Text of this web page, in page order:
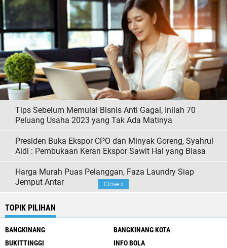
Tips Sebelum Memulai Bisnis Anti Gagal, Inilah 70
Peluang Usaha 2023 yang Tak Ada Matinya
Presiden Buka Ekspor CPO dan Minyak Goreng, Syahrul
Aidi : Pembukaan Keran Ekspor Sawit Hal yang Biasa
Harga Murah Puas Pelanggan, Faza Laundry Siap
Jemput Antar
TOPIK PILIHAN
BANGKINANG
BANGKINANG KOTA
BUKITTINGGI
INFO BOLA
Close x